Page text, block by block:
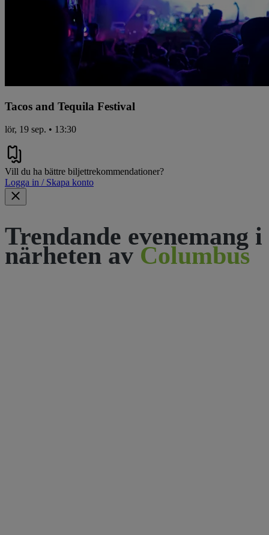
Tacos and Tequila Festival
lör, 19 sep. • 13:30
Vill du ha bättre biljettrekommendationer?
Logga in / Skapa konto
Trendande evenemang i
närheten av Columbus